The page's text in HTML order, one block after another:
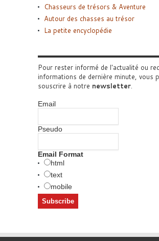
Chasseurs de trésors & Aventure
Autour des chasses au trésor
La petite encyclopédie
Pour rester informé de l'actualité ou
informations de dernière minute, vous
souscrire à notre newsletter
Email
Pseudo
Email Format
html
text
mobile